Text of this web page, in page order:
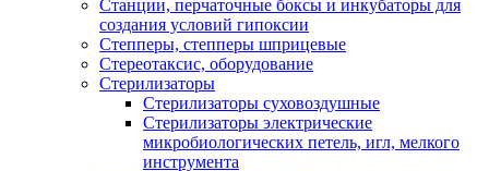
Станции, перчаточные боксы и инкубаторы для
создания условий гипоксии
Степперы, степперы шприцевые
Стереотаксис, оборудование
Стерилизаторы
Стерилизаторы суховоздушные
Стерилизаторы электрические
микробиологических петель, игл, мелкого
инструмента